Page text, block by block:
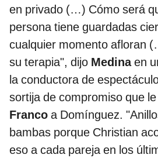
en privado (…) Cómo será
persona tiene guardadas
cualquier momento afloran
su terapia", dijo Medinaen
la conductora de
sortija de compromiso que
Franco a Domínguez.
bambas porque Christian
eso a cada pareja en los